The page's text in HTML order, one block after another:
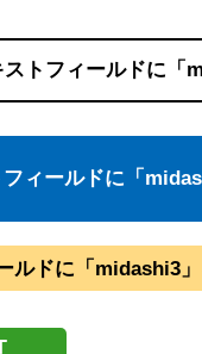
トフィールドに「
ィールドに「
ルドに「midashi3」